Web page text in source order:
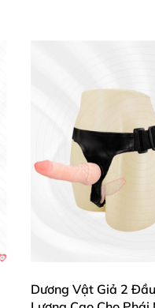
Dương Vật Giả 2